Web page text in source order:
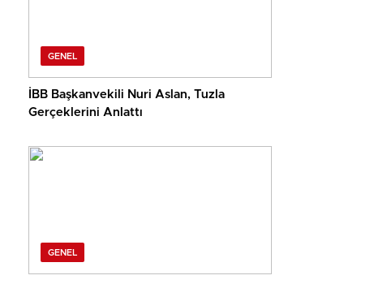
GENEL
İBB Başkanvekili Nuri Aslan, Tuzla
Gerçeklerini Anlattı
GENEL